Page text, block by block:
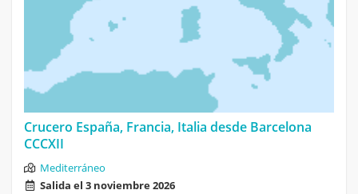
Crucero España, Francia, Italia desde Barcelona
CCCXII
Mediterráneo
Salida el 3 noviembre 2026